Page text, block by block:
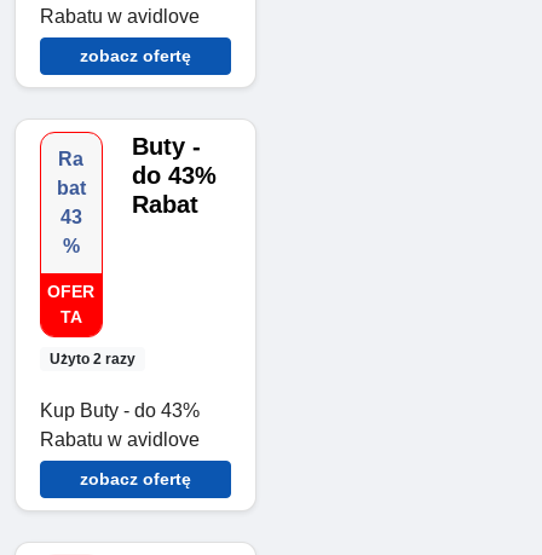
Rabatu w avidlove
zobacz ofertę
Ra
bat
43
%
OFER
TA
Użyto 2 razy
Buty -
do 43%
Rabat
Kup Buty - do 43%
Rabatu w avidlove
zobacz ofertę